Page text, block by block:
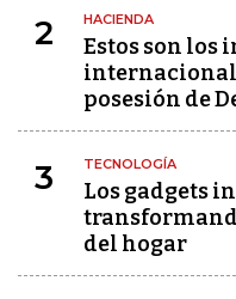
2 HACIENDA
Estos son los
posesión de
3 TECNOLOGÍA
Los gadgets
del hogar